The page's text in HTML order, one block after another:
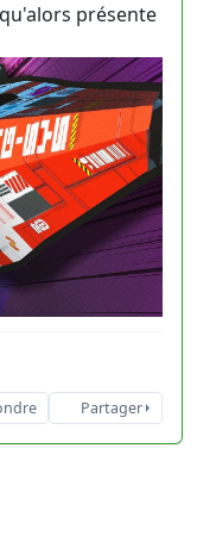
présente
Partager